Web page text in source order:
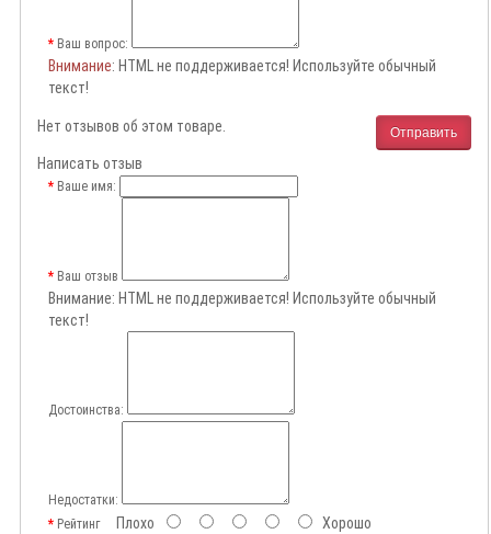
Ваш вопрос:
Внимание: HTML не поддерживается! Используйте обычный
текст!
Отправить
Нет отзывов об этом товаре.
Написать отзыв
Ваше имя:
Ваш отзыв
Внимание: HTML не поддерживается! Используйте обычный
текст!
Достоинства:
Недостатки:
РейтингПлохо Хорошо